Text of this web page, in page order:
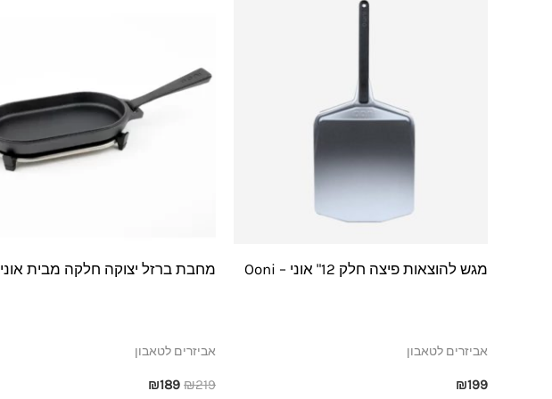
מגש להוצאות פיצה חלק 12" אוני – Ooni
אביזרים לטאבון
₪199
מחבת ברזל יצוקה חלקה מבית אוני Ooni
אביזרים לטאבון
₪219
₪189